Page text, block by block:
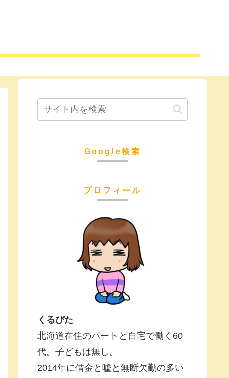
Google検索
プロフィール
くるぴた
北海道在住のパートと自宅で働く60
代。子どもは無し。
2014年に借金と嘘と無断欠勤の多い